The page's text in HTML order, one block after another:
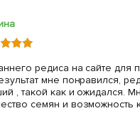
редиса на сайте для
мне понравился,
, такой как и ожидался.
семян и возможность